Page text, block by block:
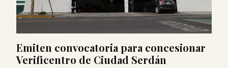
Emiten convocatoria para concesionar
Verificentro de Ciudad Serdán